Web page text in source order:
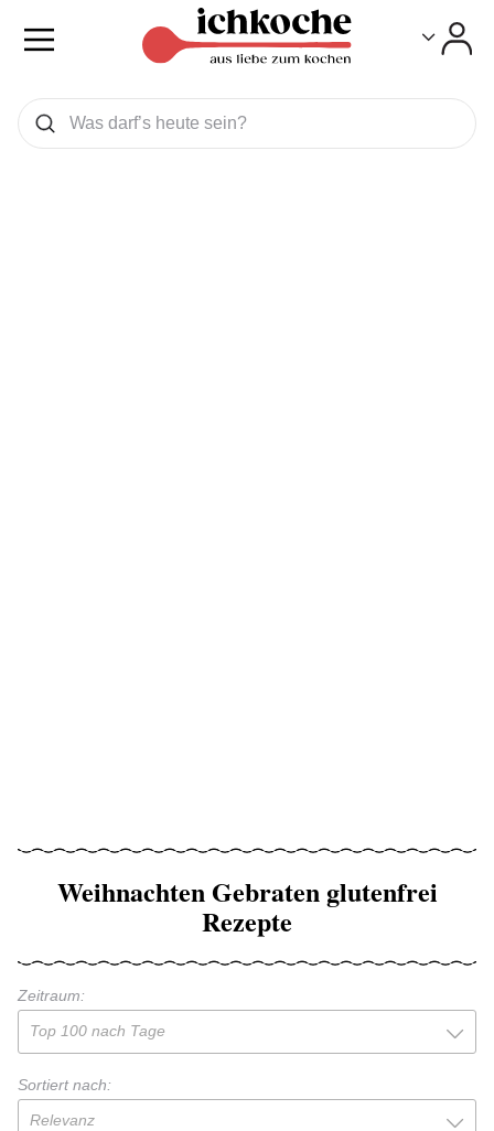
Was wollen Sie suchen
Suchen
Weihnachten Gebraten glutenfrei
Rezepte
Zeitraum:
Top 100 nach Tage
Sortiert nach:
Relevanz